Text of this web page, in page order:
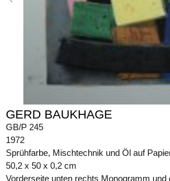
GERD BAUKHAGE
GB/P 245
1972
Sprühfarbe, Mischtechnik und Öl auf
50,2 x 50 x 0,2 cm
Vorderseite unten rechts Monogramm und